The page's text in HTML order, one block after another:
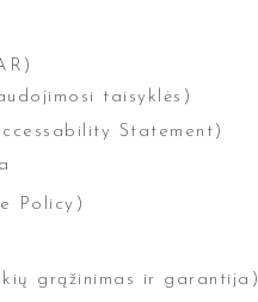
taisyklės)
Statement)
Policy)
grąžinimas ir garantija)